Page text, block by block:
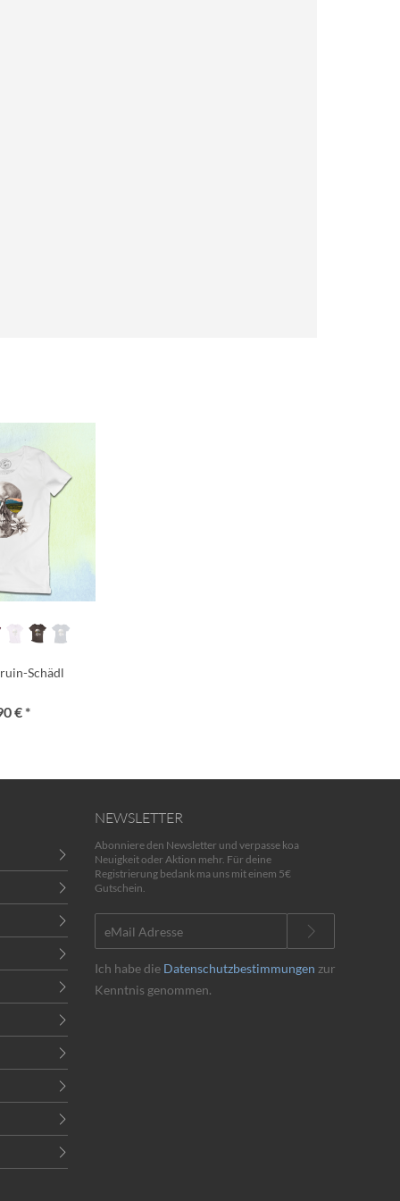
Schädl
€ *
NEWSLETTER
Abonniere den Newsletter und verpasse koa
Neuigkeit oder Aktion mehr. Für deine
Registrierung bedank ma uns mit einem 5€
Gutschein.
Ich habe die Datenschutzbestimmungen zur
Kenntnis genommen.